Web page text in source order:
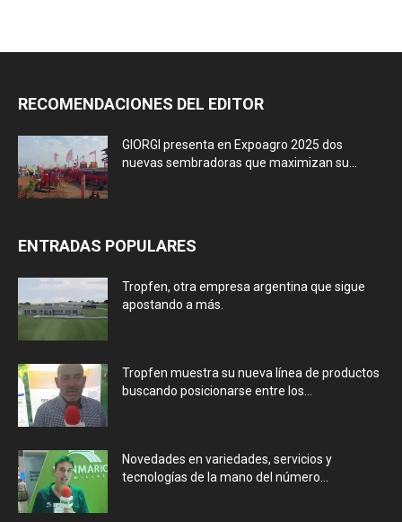
RECOMENDACIONES DEL EDITOR
GIORGI presenta en Expoagro 2025 dos
nuevas sembradoras que maximizan su...
ENTRADAS POPULARES
Tropfen, otra empresa argentina que sigue
apostando a más.
Tropfen muestra su nueva línea de productos
buscando posicionarse entre los...
Novedades en variedades, servicios y
tecnologías de la mano del número...